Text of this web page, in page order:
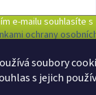
soubory
s jejich
e-mailu souhlasíte s
ochrany
SE